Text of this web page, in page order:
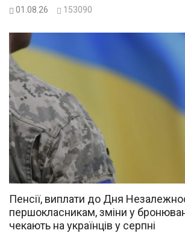
01.08.26 153090
Пенсії, виплати до Дня
першокласникам, зміни у
чекають на українців у серпні